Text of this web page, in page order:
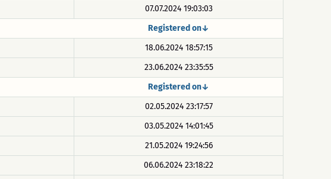
07.07.2024 19:03:03
Registered on↓
18.06.2024 18:57:15
23.06.2024 23:35:55
Registered on↓
02.05.2024 23:17:57
03.05.2024 14:01:45
21.05.2024 19:24:56
06.06.2024 23:18:22